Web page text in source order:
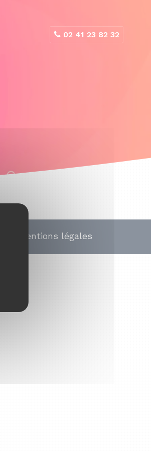
02 41 23 82 32
Mentions légales